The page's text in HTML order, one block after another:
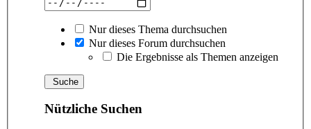
Nur dieses Thema durchsuchen
Nur dieses Forum durchsuchen
Die Ergebnisse als Themen anzeigen
Nützliche Suchen